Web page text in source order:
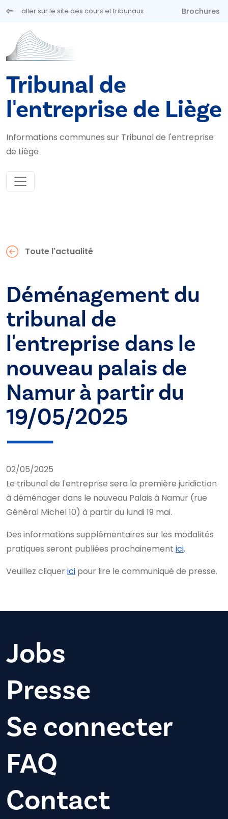
Aller au contenu principal
aller sur le site des cours et tribunaux Brochures
Tribunal de
l'entreprise de Liège
Informations communes sur Tribunal de l'entreprise
de Liège
Toute l'actualité
Déménagement du
tribunal de
l'entreprise dans le
nouveau palais de
Namur à partir du
19/05/2025
02/05/2025
Le tribunal de l'entreprise sera la première juridiction
à déménager dans le nouveau Palais à Namur (rue
Général Michel 10) à partir du lundi 19 mai.
Des informations supplémentaires sur les modalités
pratiques seront publiées prochainement ici.
Veuillez cliquerici pour lire le communiqué de presse.
Jobs
Presse
Se connecter
FAQ
Contact